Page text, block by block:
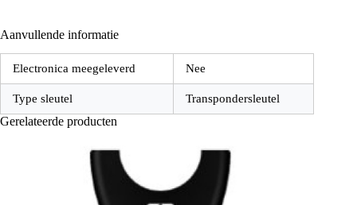
Aanvullende informatie
Electronica meegeleverd Nee
Type sleutel Transpondersleutel
Gerelateerde producten